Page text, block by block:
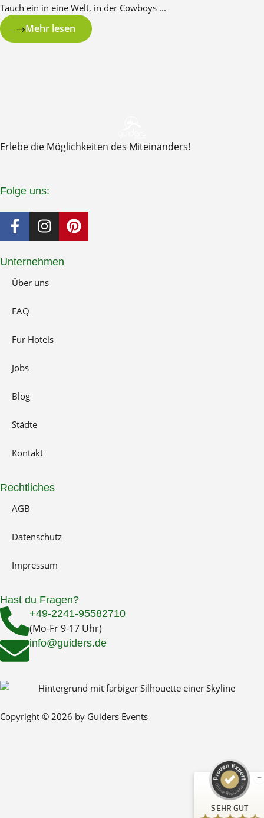
Tauch ein in eine Welt, in der Cowboys ...
Mehr lesen
Erlebe die Möglichkeiten des Miteinanders!
Folge uns:
F
a
c
e
b
o
o
-
I
n
s
t
a
g
m
P
i
n
Unternehmen
Über uns
FAQ
Für Hotels
Jobs
Blog
Städte
Kontakt
Rechtliches
AGB
Datenschutz
Impressum
Hast du Fragen?
+49-2241-95582710
(Mo-Fr 9-17 Uhr)
info@guiders.de
Copyright © 2026 by Guiders Events
SEHR GUT
ProvenExpert.com
Bewertungen auf ProvenExpert.com